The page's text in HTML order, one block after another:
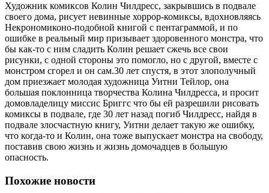
Художник комиксов Колин Чилдресс, закрывшись в подвале
своего дома, рисует невинные хоррор-комиксы, вдохновляясь
Некрономиконо-подобной книгой с пентаграммой, и по
ошибке в реальный мир призывает здоровенного монстра, что
бы как-то с ним сладить Колин решает сжечь все свои
рисунки, с одной стороны это помогло, но с другой, вместе с
монстром сгорел и он сам.30 лет спустя, в этот злополучный
дом приезжает молодая художница Уитни Тейлор, она
большая поклонница творчества Колина Чилдресса, и просит
домовладелицу миссис Бриггс что бы ей разрешили рисовать
комиксы в подвале, где 30 лет назад погиб Чилдресс, найдя в
подвале злосчастную книгу, Уитни делает такую же ошибку,
что когда-то и Колин, она тоже выпускает монстра на свободу,
поставив свою жизнь и жизнь домочадцев в большую
опасность.
Похожие новости